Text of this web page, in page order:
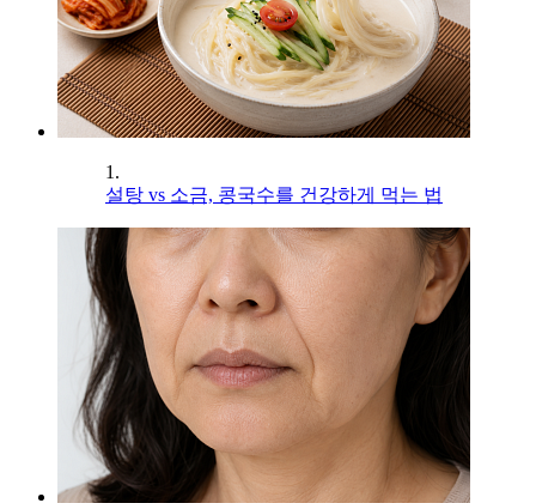
1.
설탕 vs 소금, 콩국수를 건강하게 먹는 법